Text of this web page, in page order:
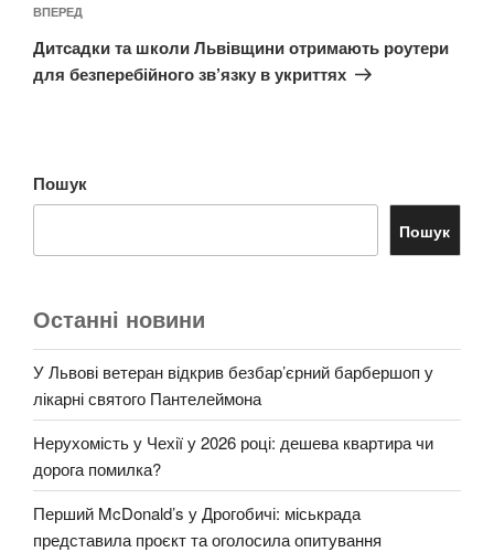
Наступний
запис
ВПЕРЕД
Дитсадки та школи Львівщини отримають роутери
для безперебійного зв’язку в укриттях
Пошук
Пошук
Останні новини
У Львові ветеран відкрив безбар’єрний барбершоп у
лікарні святого Пантелеймона
Нерухомість у Чехії у 2026 році: дешева квартира чи
дорога помилка?
Перший McDonald’s у Дрогобичі: міськрада
представила проєкт та оголосила опитування